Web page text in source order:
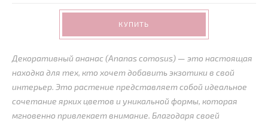
КУПИТЬ
Декоративный ананас (Ananas comosus) — это настоящая
находка для тех, кто хочет добавить экзотики в свой
интерьер. Это растение представляет собой идеальное
сочетание ярких цветов и уникальной формы, которая
мгновенно привлекает внимание. Благодаря своей